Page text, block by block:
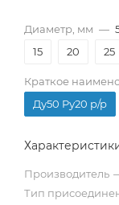
Диаметр, мм —
15
20 25
Краткое
Ду50 Pу20 р/р
Производитель
Тип